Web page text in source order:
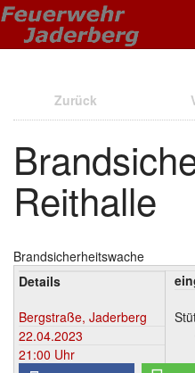
Zurück
Reithalle
Brandsicherheitswache
Details
Bergstraße, Jaderberg
22.04.2023
21:00 Uhr